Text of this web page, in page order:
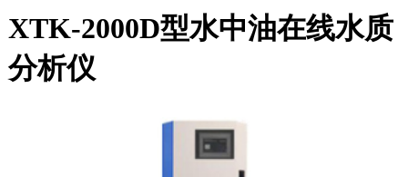
XTK-2000D型水中油在线水质
分析仪